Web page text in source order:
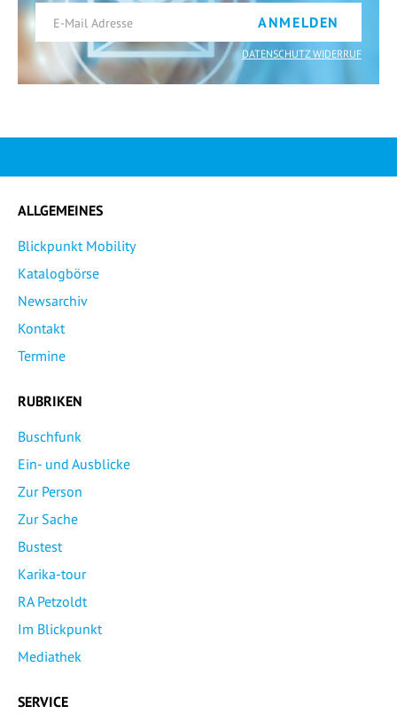
ANMELDEN
DATENSCHUTZ WIDERRUF
ALLGEMEINES
Blickpunkt Mobility
Katalogbörse
Newsarchiv
Kontakt
Termine
RUBRIKEN
Buschfunk
Ein- und Ausblicke
Zur Person
Zur Sache
Bustest
Karika-tour
RA Petzoldt
Im Blickpunkt
Mediathek
SERVICE